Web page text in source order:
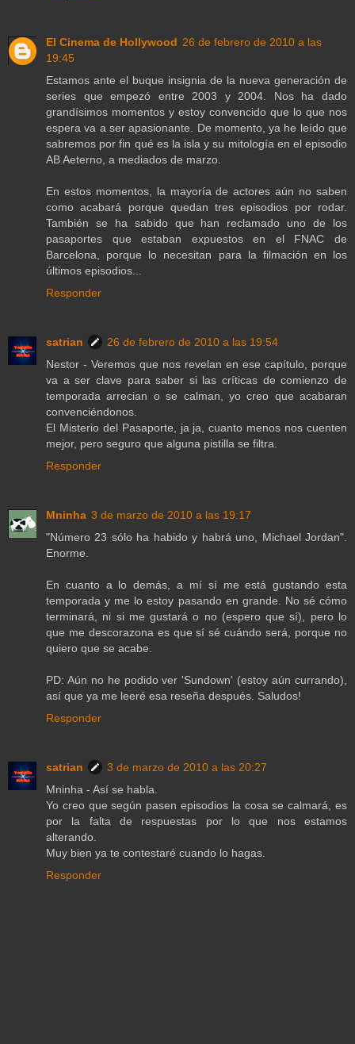
El Cinema de Hollywood 26 de febrero de 2010 a las
19:45
Estamos ante el buque insignia de la nueva generación de
series que empezó entre 2003 y 2004. Nos ha dado
grandísimos momentos y estoy convencido que lo que nos
espera va a ser apasionante. De momento, ya he leído que
sabremos por fin qué es la isla y su mitología en el episodio
AB Aeterno, a mediados de marzo.
En estos momentos, la mayoría de actores aún no saben
como acabará porque quedan tres episodios por rodar.
También se ha sabido que han reclamado uno de los
pasaportes que estaban expuestos en el FNAC de
Barcelona, porque lo necesitan para la filmación en los
últimos episodios...
Responder
satrian
26 de febrero de 2010 a las 19:54
Nestor - Veremos que nos revelan en ese capítulo, porque
va a ser clave para saber si las críticas de comienzo de
temporada arrecian o se calman, yo creo que acabaran
convenciéndonos.
El Misterio del Pasaporte, ja ja, cuanto menos nos cuenten
mejor, pero seguro que alguna pistilla se filtra.
Responder
Mninha 3 de marzo de 2010 a las 19:17
"Número 23 sólo ha habido y habrá uno, Michael Jordan".
Enorme.
En cuanto a lo demás, a mí sí me está gustando esta
temporada y me lo estoy pasando en grande. No sé cómo
terminará, ni si me gustará o no (espero que sí), pero lo
que me descorazona es que sí sé cuándo será, porque no
quiero que se acabe.
PD: Aún no he podido ver 'Sundown' (estoy aún currando),
así que ya me leeré esa reseña después. Saludos!
Responder
satrian
3 de marzo de 2010 a las 20:27
Mninha - Así se habla.
Yo creo que según pasen episodios la cosa se calmará, es
por la falta de respuestas por lo que nos estamos
alterando.
Muy bien ya te contestaré cuando lo hagas.
Responder